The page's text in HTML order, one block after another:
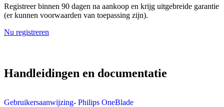
Registreer binnen 90 dagen na aankoop en krijg uitgebreide garantie
(er kunnen voorwaarden van toepassing zijn).
Nu registreren
Handleidingen en documentatie
Gebruikersaanwijzing- Philips OneBlade